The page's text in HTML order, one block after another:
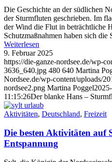
Die Geschichte an der südlichen
der Sturmfluten geschrieben. Im
der Wind die Flut in beträchtliche
Schutzmaßnahmen haben sich
Weiterlesen
9. Februar 2025
https://die-ganze-nordsee.de/wp-
3636_640.jpg 480 640 Martina
Nordsee.de/wp-content/uploads/
nordsee2.png Martina Poggel
11:15:26Der blanke Hans –
Aktivitäten, Deutschland, Freizeit
Die besten Aktivitäten
Entspannung